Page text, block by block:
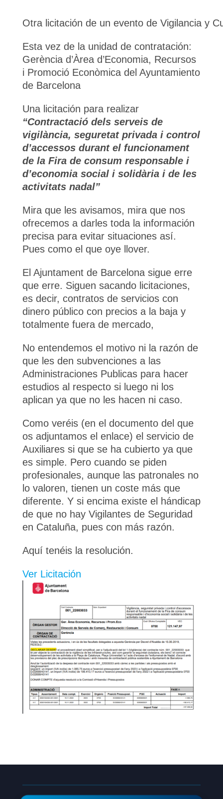
Otra licitación de un evento de Vigilancia y
Esta vez de la unidad de contratación:
Gerència d’Àrea d’Economia, Recursos
i Promoció Econòmica del Ayuntamiento
de Barcelona
Una licitación para realizar
“Contractació dels serveis de
vigilància, seguretat privada i control
d’accessos durant el funcionament
de la Fira de consum responsable i
d’economia social i solidària i de les
activitats nadal”
Mira que les avisamos, mira que nos
ofrecemos a darles toda la información
precisa para evitar situaciones así.
Pues como el que oye llover.
El Ajuntament de Barcelona sigue erre
que erre. Siguen sacando licitaciones,
es decir, contratos de servicios con
dinero público con precios a la baja y
totalmente fuera de mercado,
No entendemos el motivo ni la razón de
que les den subvenciones a las
Administraciones Publicas para hacer
estudios al respecto si luego ni los
aplican ya que no les hacen ni caso.
Como veréis (en el documento del que
os adjuntamos el enlace) el servicio de
Auxiliares si que se ha cubierto ya que
es simple. Pero cuando se piden
profesionales, aunque las patronales no
lo valoren, tienen un coste más que
diferente. Y si encima existe el hándicap
de que no hay Vigilantes de Seguridad
en Cataluña, pues con más razón.
Aquí tenéis la resolución.
Ver Licitación